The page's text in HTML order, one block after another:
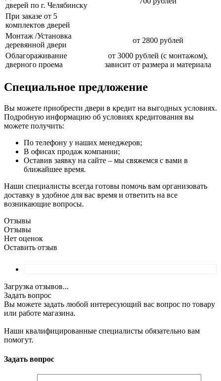
дверей по г. Челябинску
При заказе от 5
комплектов дверей
Монтаж /Установка
деревянной двери
от 2800 рублей
Облагораживание
дверного проема
от 3000 рублей (с монтажом),
зависит от размера и материала
Специальное предложение
Вы можете приобрести двери в кредит на выгодных условиях.
Подробную информацию об условиях кредитования вы
можете получить:
По телефону у наших менеджеров;
В офисах продаж компании;
Оставив заявку на сайте – мы свяжемся с вами в
ближайшее время.
Наши специалисты всегда готовы помочь вам организовать
доставку в удобное для вас время и ответить на все
возникающие вопросы.
Отзывы
Отзывы
Нет оценок
Оставить отзыв
Загрузка отзывов...
Задать вопрос
Вы можете задать любой интересующий вас вопрос по товару
или работе магазина.
Наши квалифицированные специалисты обязательно вам
помогут.
Задать вопрос